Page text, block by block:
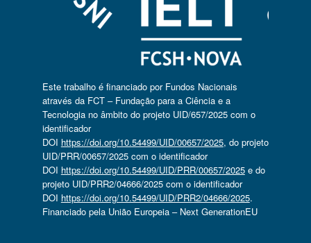
Este trabalho é financiado por Fundos Nacionais
através da FCT – Fundação para a Ciência e a
Tecnologia no âmbito do projeto UID/657/2025 com o
identificador
DOI https://doi.org/10.54499/UID/00657/2025, do projeto
UID/PRR/00657/2025 com o identificador
DOI https://doi.org/10.54499/UID/PRR/00657/2025e do
projeto UID/PRR2/04666/2025 com o identificador
DOI https://doi.org/10.54499/UID/PRR2/04666/2025.
Financiado pela União Europeia – Next GenerationEU